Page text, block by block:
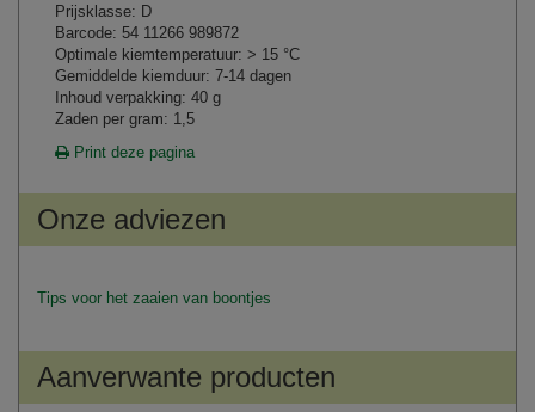
Prijsklasse: D
Barcode: 54 11266 989872
Optimale kiemtemperatuur: > 15 °C
Gemiddelde kiemduur: 7-14 dagen
Inhoud verpakking: 40 g
Zaden per gram: 1,5
Print deze pagina
Onze adviezen
Tips voor het zaaien van boontjes
Aanverwante producten